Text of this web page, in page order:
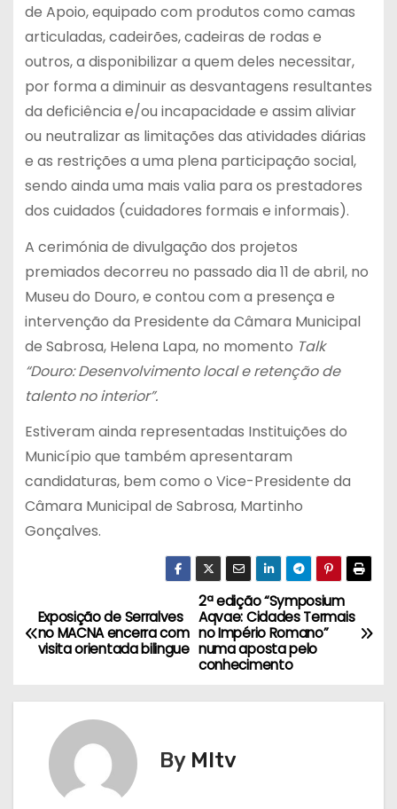
de Apoio, equipado com produtos como camas
articuladas, cadeirões, cadeiras de rodas e
outros, a disponibilizar a quem deles necessitar,
por forma a diminuir as desvantagens resultantes
da deficiência e/ou incapacidade e assim aliviar
ou neutralizar as limitações das atividades diárias
e as restrições a uma plena participação social,
sendo ainda uma mais valia para os prestadores
dos cuidados (cuidadores formais e informais).
A cerimónia de divulgação dos projetos
premiados decorreu no passado dia 11 de abril, no
Museu do Douro, e contou com a presença e
intervenção da Presidente da Câmara Municipal
de Sabrosa, Helena Lapa, no momento Talk
“Douro: Desenvolvimento local e retenção de
talento no interior”.
Estiveram ainda representadas Instituições do
Município que também apresentaram
candidaturas, bem como o Vice-Presidente da
Câmara Municipal de Sabrosa, Martinho
Gonçalves.
N
a
2ª edição “Symposium
Aqvae: Cidades Termais
no Império Romano”
numa aposta pelo
conhecimento
Exposição de Serralves
no MACNA encerra com
visita orientada bilingue
By MItv